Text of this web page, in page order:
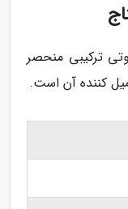
ترکیبی منحصر
کننده آن است.